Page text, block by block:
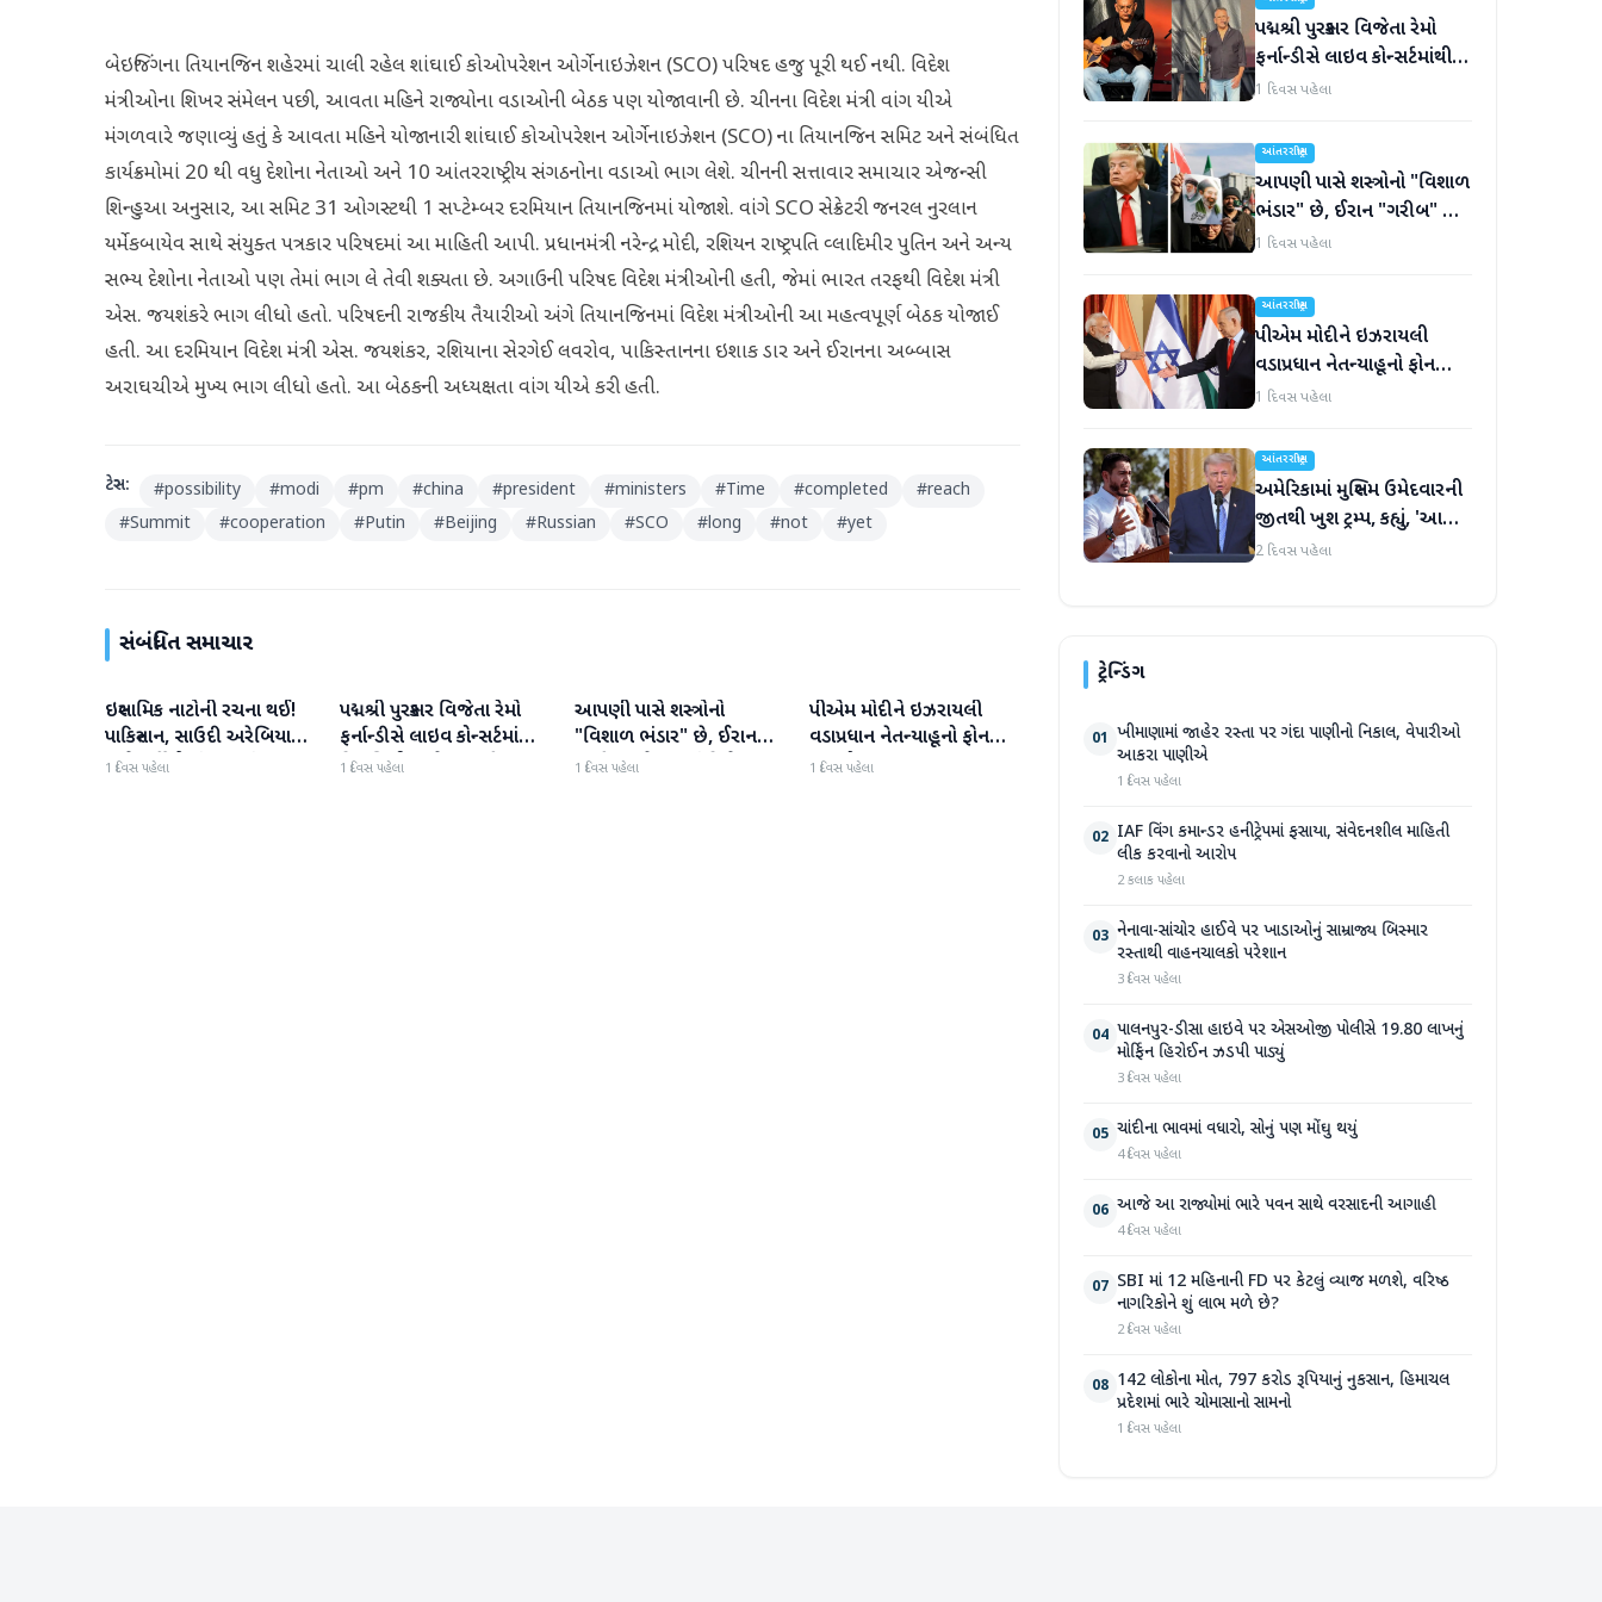
બેઇજિંગના તિયાનજિન શહેરમાં ચાલી રહેલ શાંઘાઈ કોઓપરેશન ઓર્ગેનાઇઝેશન (SCO) પરિષદ હજુ પૂરી થઈ નથી. વિદેશ
મંત્રીઓના શિખર સંમેલન પછી, આવતા મહિને રાજ્યોના વડાઓની બેઠક પણ યોજાવાની છે. ચીનના વિદેશ મંત્રી વાંગ યીએ
મંગળવારે જણાવ્યું હતું કે આવતા મહિને યોજાનારી શાંઘાઈ કોઓપરેશન ઓર્ગેનાઇઝેશન (SCO) ના તિયાનજિન સમિટ અને સંબંધિત
કાર્યક્રમોમાં 20 થી વધુ દેશોના નેતાઓ અને 10 આંતરરાષ્ટ્રીય સંગઠનોના વડાઓ ભાગ લેશે. ચીનની સત્તાવાર સમાચાર એજન્સી
શિન્હુઆ અનુસાર, આ સમિટ 31 ઓગસ્ટથી 1 સપ્ટેમ્બર દરમિયાન તિયાનજિનમાં યોજાશે. વાંગે SCO સેક્રેટરી જનરલ નુરલાન
યર્મેકબાયેવ સાથે સંયુક્ત પત્રકાર પરિષદમાં આ માહિતી આપી. પ્રધાનમંત્રી નરેન્દ્ર મોદી, રશિયન રાષ્ટ્રપતિ વ્લાદિમીર પુતિન અને અન્ય
સભ્ય દેશોના નેતાઓ પણ તેમાં ભાગ લે તેવી શક્યતા છે. અગાઉની પરિષદ વિદેશ મંત્રીઓની હતી, જેમાં ભારત તરફથી વિદેશ મંત્રી
એસ. જયશંકરે ભાગ લીધો હતો. પરિષદની રાજકીય તૈયારીઓ અંગે તિયાનજિનમાં વિદેશ મંત્રીઓની આ મહત્વપૂર્ણ બેઠક યોજાઈ
હતી. આ દરમિયાન વિદેશ મંત્રી એસ. જયશંકર, રશિયાના સેરગેઈ લવરોવ, પાકિસ્તાનના ઇશાક ડાર અને ઈરાનના અબ્બાસ
અરાઘચીએ મુખ્ય ભાગ લીધો હતો. આ બેઠકની અધ્યક્ષતા વાંગ યીએ કરી હતી.
ટેગ્સ: #possibility #modi #pm #china #president #ministers #Time #completed #reach
#Summit #cooperation #Putin #Beijing #Russian #SCO #long #not #yet
સંબંધિત સમાચાર
આંતરરાષ્ટ્રીય
ઇસ્લામિક નાટોની રચના થઈ!
પાકિસ્તાન, સાઉદી અરેબિયા
અને તુર્કીએ સંયુક્ત સંરક્ષણ
1 દિવસ પહેલા
આંતરરાષ્ટ્રીય
પદ્મશ્રી પુરસ્કાર વિજેતા રેમો
ફર્નાન્ડીસે લાઇવ કોન્સર્ટમાંથી
નિવૃત્તિની જાહેરાત કરી
1 દિવસ પહેલા
આંતરરાષ્ટ્રીય
આપણી પાસે શસ્ત્રોનો
"વિશાળ ભંડાર" છે, ઈરાન
"ગરીબ" છે, ટ્રમ્પનું નિવેદન
1 દિવસ પહેલા
આંતરરાષ્ટ્રીય
પીએમ મોદીને ઇઝરાયલી
વડાપ્રધાન નેતન્યાહૂનો ફોન
આવ્યો
1 દિવસ પહેલા
પદ્મશ્રી પુરસ્કાર વિજેતા રેમો
ફર્નાન્ડીસે લાઇવ કોન્સર્ટમાંથી
નિવૃત્તિની જાહેરાત કરી
1 દિવસ પહેલા
આંતરરાષ્ટ્રીય
આપણી પાસે શસ્ત્રોનો "વિશાળ
ભંડાર" છે, ઈરાન "ગરીબ" છે,
ટ્રમ્પનું નિવેદન
1 દિવસ પહેલા
આંતરરાષ્ટ્રીય
પીએમ મોદીને ઇઝરાયલી
વડાપ્રધાન નેતન્યાહૂનો ફોન
આવ્યો
1 દિવસ પહેલા
આંતરરાષ્ટ્રીય
અમેરિકામાં મુસ્લિમ ઉમેદવારની
જીતથી ખુશ ટ્રમ્પ, કહ્યું, 'આ
અમારા માટે સારા સમાચાર છે'
2 દિવસ પહેલા
ટ્રેન્ડિંગ
01 ખીમાણામાં જાહેર રસ્તા પર ગંદા પાણીનો નિકાલ, વેપારીઓ
આકરા પાણીએ
1 દિવસ પહેલા
02 IAF વિંગ કમાન્ડર હનીટ્રેપમાં ફસાયા, સંવેદનશીલ માહિતી
લીક કરવાનો આરોપ
2 કલાક પહેલા
03 નેનાવા-સાંચોર હાઈવે પર ખાડાઓનું સામ્રાજ્ય બિસ્માર
રસ્તાથી વાહનચાલકો પરેશાન
3 દિવસ પહેલા
04 પાલનપુર-ડીસા હાઇવે પર એસઓજી પોલીસે 19.80 લાખનું
મોર્ફિન હિરોઈન ઝડપી પાડ્યું
3 દિવસ પહેલા
05 ચાંદીના ભાવમાં વધારો, સોનું પણ મોંઘુ થયું
4 દિવસ પહેલા
06 આજે આ રાજ્યોમાં ભારે પવન સાથે વરસાદની આગાહી
4 દિવસ પહેલા
07 SBI માં 12 મહિનાની FD પર કેટલું વ્યાજ મળશે, વરિષ્ઠ
નાગરિકોને શું લાભ મળે છે?
2 દિવસ પહેલા
08 142 લોકોના મોત, 797 કરોડ રૂપિયાનું નુકસાન, હિમાચલ
પ્રદેશમાં ભારે ચોમાસાનો સામનો
1 દિવસ પહેલા